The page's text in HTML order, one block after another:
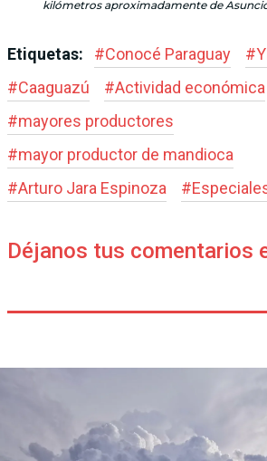
kilómetros aproximadamente de
Etiquetas: #Conocé Paraguay #
#Caaguazú #Actividad económica
#mayores productores
#mayor productor de mandioca
#Arturo Jara Espinoza #
Déjanos tus comentarios